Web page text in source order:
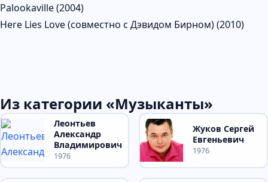
Palookaville (2004)
Here Lies Love (совместно с Дэвидом Бирном) (2010)
Из категории «Музыканты»
Леонтьев
Александр
Владимирович
1976
Жуков Сергей
Евгеньевич
1976